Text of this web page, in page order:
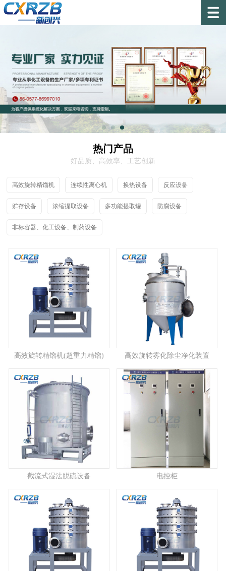
热门产品
好品质、高效率、工艺创新
高效旋转精馏机 连续性离心机 换热设备 反应设备
贮存设备 浓缩提取设备 多功能提取罐 防腐设备
非标容器、化工设备、制药设备
高效旋转精馏机(超重力精馏) 高效旋转雾化除尘净化装置
截流式湿法脱硫设备 电控柜